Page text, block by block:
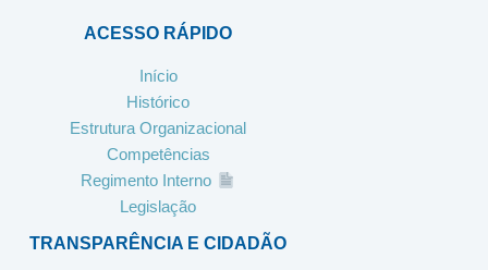
ACESSO RÁPIDO
Início
Histórico
Estrutura Organizacional
Competências
Regimento Interno
Legislação
TRANSPARÊNCIA E CIDADÃO